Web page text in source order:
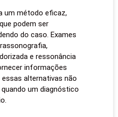
um método eficaz,
podem ser
do caso. Exames
e ressonância
informações
alternativas não
um diagnóstico